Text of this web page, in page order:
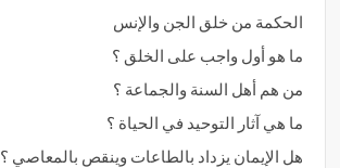
الحكمة من خلق الجن والإنس
ما هو أول واجب على الخلق ؟
من هم أهل السنة والجماعة ؟
ما هي آثار التوحيد في الحياة ؟
هل الإيمان يزداد بالطاعات وينقص بالمعاصي ؟